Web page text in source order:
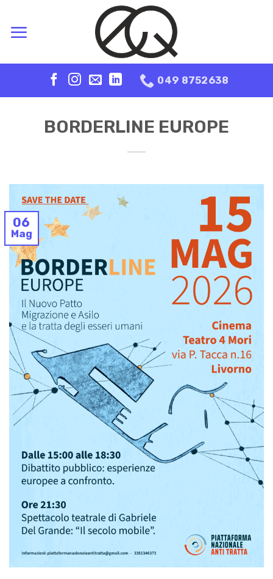
to
049 8752638
BORDERLINE EUROPE
06
Mag